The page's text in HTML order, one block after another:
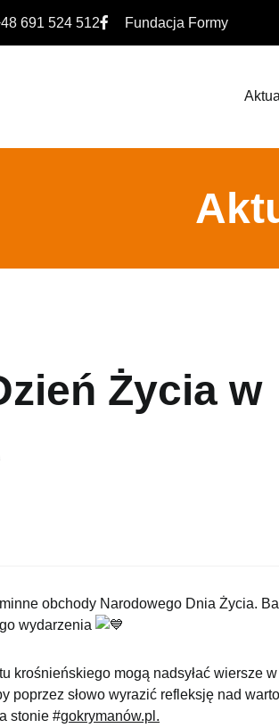
691 524 512 Fundacja Formy
Życia w
obchody Narodowego Dnia Życia.
wydarzenia
krośnieńskiego mogą nadsyłać wiersze
poprzez słowo wyrazić refleksję nad
stonie #gokrymanów.pl.